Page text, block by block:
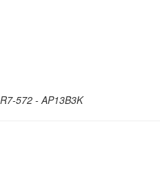
R7-572 - AP13B3K